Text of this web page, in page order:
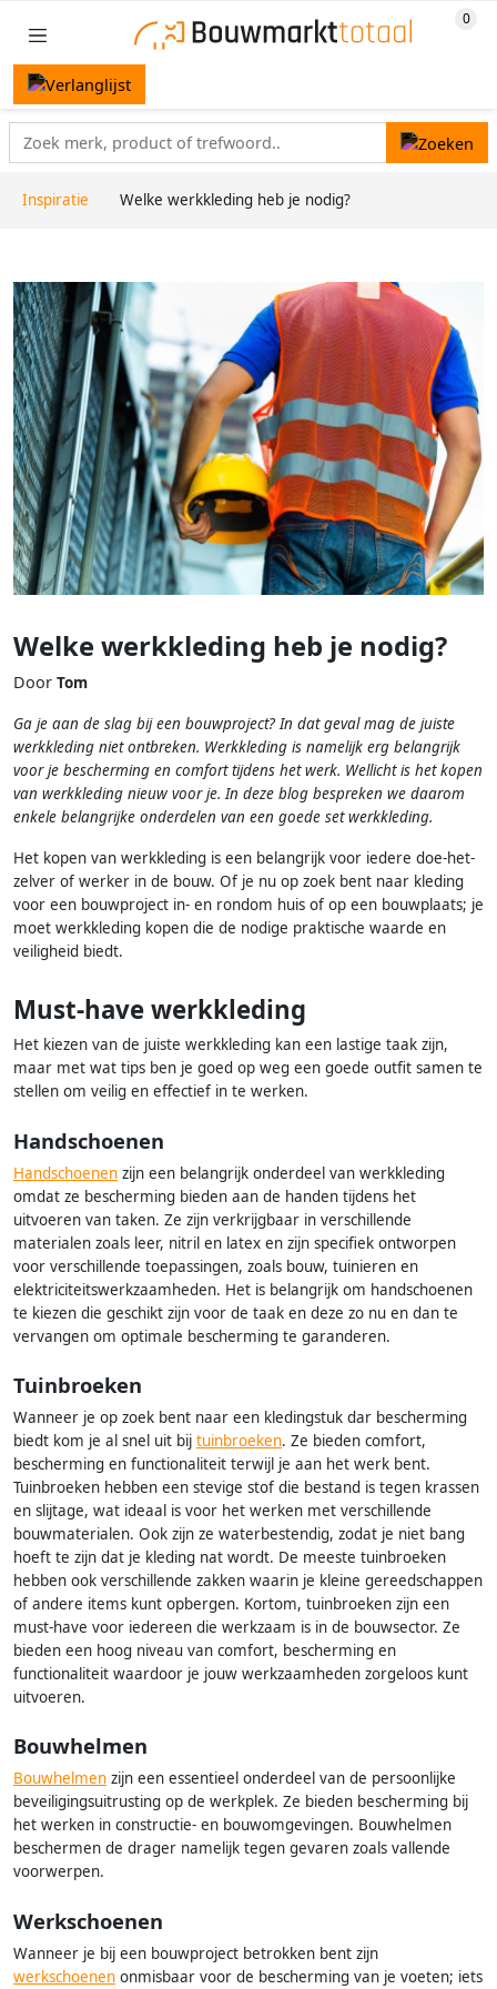
Inspiratie Welke werkkleding heb je nodig?
Welke werkkleding heb je nodig?
Door Tom
Ga je aan de slag bij een bouwproject? In dat geval mag de juiste
werkkleding niet ontbreken. Werkkleding is namelijk erg belangrijk
voor je bescherming en comfort tijdens het werk. Wellicht is het kopen
van werkkleding nieuw voor je. In deze blog bespreken we daarom
enkele belangrijke onderdelen van een goede set werkkleding.
Het kopen van werkkleding is een belangrijk voor iedere doe-het-
zelver of werker in de bouw. Of je nu op zoek bent naar kleding
voor een bouwproject in- en rondom huis of op een bouwplaats; je
moet werkkleding kopen die de nodige praktische waarde en
veiligheid biedt.
Must-have werkkleding
Het kiezen van de juiste werkkleding kan een lastige taak zijn,
maar met wat tips ben je goed op weg een goede outfit samen te
stellen om veilig en effectief in te werken.
Handschoenen
Handschoenen zijn een belangrijk onderdeel van werkkleding
omdat ze bescherming bieden aan de handen tijdens het
uitvoeren van taken. Ze zijn verkrijgbaar in verschillende
materialen zoals leer, nitril en latex en zijn specifiek ontworpen
voor verschillende toepassingen, zoals bouw, tuinieren en
elektriciteitswerkzaamheden. Het is belangrijk om handschoenen
te kiezen die geschikt zijn voor de taak en deze zo nu en dan te
vervangen om optimale bescherming te garanderen.
Tuinbroeken
Wanneer je op zoek bent naar een kledingstuk dar bescherming
biedt kom je al snel uit bij tuinbroeken. Ze bieden comfort,
bescherming en functionaliteit terwijl je aan het werk bent.
Tuinbroeken hebben een stevige stof die bestand is tegen krassen
en slijtage, wat ideaal is voor het werken met verschillende
bouwmaterialen. Ook zijn ze waterbestendig, zodat je niet bang
hoeft te zijn dat je kleding nat wordt. De meeste tuinbroeken
hebben ook verschillende zakken waarin je kleine gereedschappen
of andere items kunt opbergen. Kortom, tuinbroeken zijn een
must-have voor iedereen die werkzaam is in de bouwsector. Ze
bieden een hoog niveau van comfort, bescherming en
functionaliteit waardoor je jouw werkzaamheden zorgeloos kunt
uitvoeren.
Bouwhelmen
Bouwhelmen zijn een essentieel onderdeel van de persoonlijke
beveiligingsuitrusting op de werkplek. Ze bieden bescherming bij
het werken in constructie- en bouwomgevingen. Bouwhelmen
beschermen de drager namelijk tegen gevaren zoals vallende
voorwerpen.
Werkschoenen
Wanneer je bij een bouwproject betrokken bent zijn
werkschoenen onmisbaar voor de bescherming van je voeten; iets